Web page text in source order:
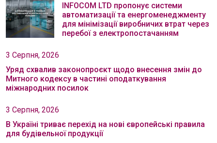
INFOCOM LTD пропонує системи
автоматизації та енергоменеджменту
для мінімізації виробничих втрат через
перебої з електропостачанням
3 Серпня, 2026
Уряд схвалив законопроєкт щодо внесення змін до
Митного кодексу в частині оподаткування
міжнародних посилок
3 Серпня, 2026
В Україні триває перехід на нові європейські правила
для будівельної продукції